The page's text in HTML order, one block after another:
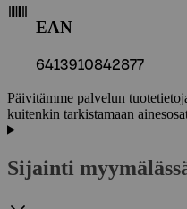
EAN
6413910842877
Päivitämme palvelun
kuitenkin tarkistamaan
Sijainti